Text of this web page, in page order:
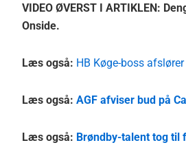
VIDEO ØVERST I ARTIKLEN:
Onside.
Læs også: HB Køge-boss
Læs også: AGF afviser bud på
Læs også: Brøndby-talent tog til